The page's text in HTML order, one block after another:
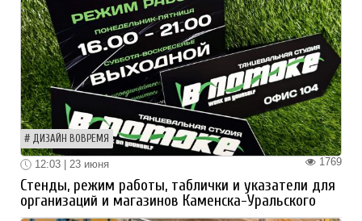
ДИЗАЙН ВОВРЕМЯ
1769
12:03 | 23 июня
Стенды, режим работы, таблички и указатели для
организаций и магазинов Каменска-Уральского